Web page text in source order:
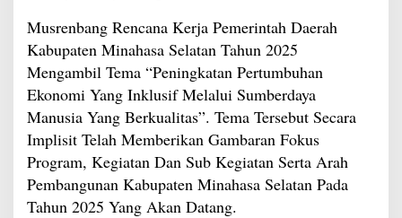
Musrenbang Rencana Kerja Pemerintah Daerah
Kabupaten Minahasa Selatan Tahun 2025
Mengambil Tema “Peningkatan Pertumbuhan
Ekonomi Yang Inklusif Melalui Sumberdaya
Manusia Yang Berkualitas”. Tema Tersebut Secara
Implisit Telah Memberikan Gambaran Fokus
Program, Kegiatan Dan Sub Kegiatan Serta Arah
Pembangunan Kabupaten Minahasa Selatan Pada
Tahun 2025 Yang Akan Datang.